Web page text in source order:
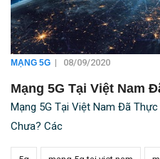
MẠNG 5G | 08/09/2020
Mạng 5G Tại Việt Nam
Mạng 5G Tại Việt Nam Đã
Chưa? Các